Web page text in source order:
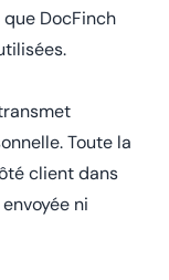
DocFinch
Toute la
client dans
ni